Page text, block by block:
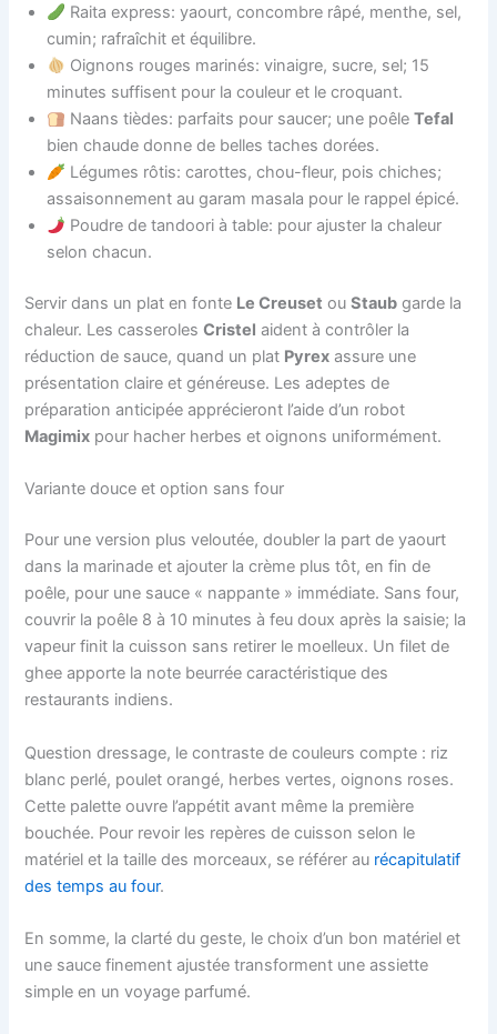
Raita express: yaourt, concombre râpé, menthe, sel,
cumin; rafraîchit et équilibre.
Oignons rouges marinés: vinaigre, sucre, sel; 15
minutes suffisent pour la couleur et le croquant.
Naans tièdes: parfaits pour saucer; une poêleTefal
bien chaude donne de belles taches dorées.
Légumes rôtis: carottes, chou-fleur, pois chiches;
assaisonnement au garam masala pour le rappel épicé.
Poudre de tandoori à table: pour ajuster la chaleur
selon chacun.
Servir dans un plat en fonte Le Creuset ouStaub garde la
chaleur. Les casserolesCristel aident à contrôler la
réduction de sauce, quand un plat Pyrex assure une
présentation claire et généreuse. Les adeptes de
préparation anticipée apprécieront l’aide d’un robot
Magimix pour hacher herbes et oignons uniformément.
Variante douce et option sans four
Pour une version plus veloutée, doubler la part de yaourt
dans la marinade et ajouter la crème plus tôt, en fin de
poêle, pour une sauce « nappante » immédiate. Sans four,
couvrir la poêle 8 à 10 minutes à feu doux après la saisie; la
vapeur finit la cuisson sans retirer le moelleux. Un filet de
ghee apporte la note beurrée caractéristique des
restaurants indiens.
Question dressage, le contraste de couleurs compte : riz
blanc perlé, poulet orangé, herbes vertes, oignons roses.
Cette palette ouvre l’appétit avant même la première
bouchée. Pour revoir les repères de cuisson selon le
matériel et la taille des morceaux, se référer au récapitulatif
des temps au four.
En somme, la clarté du geste, le choix d’un bon matériel et
une sauce finement ajustée transforment une assiette
simple en un voyage parfumé.